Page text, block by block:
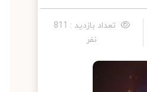
تعداد بازدید : 811
نفر